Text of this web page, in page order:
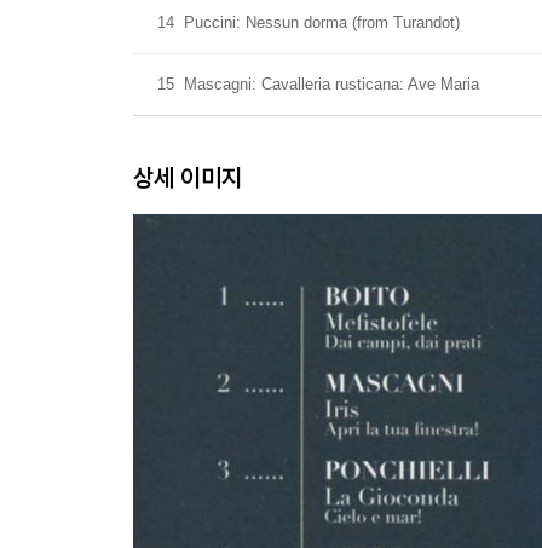
14 Puccini: Nessun dorma (from Turandot)
15 Mascagni: Cavalleria rusticana: Ave Maria
상세 이미지